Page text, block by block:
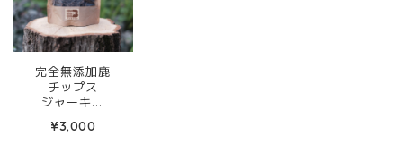
完全無添加鹿
チップス
ジャーキー
¥3,000